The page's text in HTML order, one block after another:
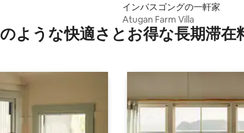
星の平均評価 インパスゴングの一軒家
Atugan Farm Villa
ような快⁠適⁠さ⁠とお⁠得⁠な長⁠期⁠滞⁠在